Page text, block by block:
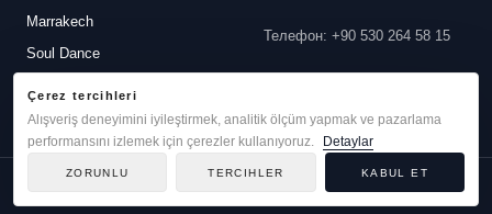
Marrakech
Soul Dance
Телефон: +90 530 264 58 15
© 2026 Roberto Bravo DEVELOPED BY
Çerez tercihleri
Alışveriş deneyimini iyileştirmek, analitik ölçüm yapmak ve pazarlama
performansını izlemek için çerezler kullanıyoruz.
Detaylar
ZORUNLU TERCIHLER KABUL ET